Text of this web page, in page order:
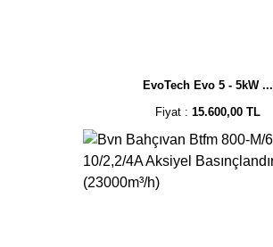
EvoTech Evo 5 - 5kW ...
Fiyat :15.600,00 TL